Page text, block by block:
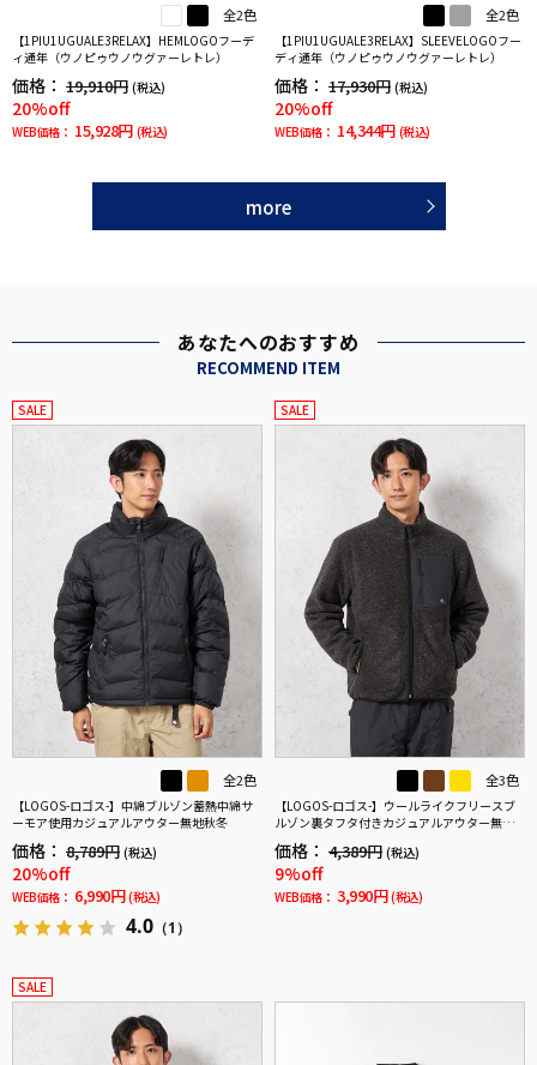
全2色
【1PIU1UGUALE3RELAX】HEMLOGOフーデ
ィ通年（ウノピゥウノウグァーレトレ）
価格： 19,910円 (税込)
20%off
WEB価格： 15,928円 (税込)
全2色
【1PIU1UGUALE3RELAX】SLEEVELOGOフー
ディ通年（ウノピゥウノウグァーレトレ）
価格： 17,930円 (税込)
20%off
WEB価格： 14,344円 (税込)
more
あなたへのおすすめ
RECOMMEND ITEM
SALE
全2色
【LOGOS-ロゴス-】中綿ブルゾン蓄熱中綿サ
ーモア使用カジュアルアウター無地秋冬
価格： 8,789円 (税込)
20%off
WEB価格： 6,990円 (税込)
4.0 （1）
SALE
全3色
【LOGOS-ロゴス-】ウールライクフリースブ
ルゾン裏タフタ付きカジュアルアウター無地
価格： 4,389円 (税込)
9%off
WEB価格： 3,990円 (税込)
SALE